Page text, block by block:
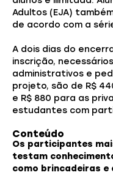
Adultos (EJA)
de acordo com a
A dois dias do
inscrição,
administrativos e
projeto, são de R$
e R$ 880 para as
estudantes com
Conteúdo
Os participantes
testam
como brincadeiras